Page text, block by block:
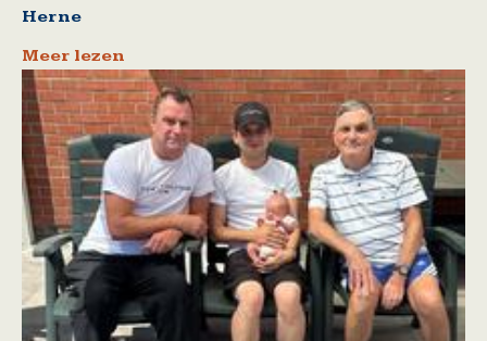
Herne
Meer lezen